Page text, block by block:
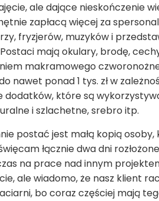
ale dające nieskończenie
zapłacą więcej za
fryzjerów, muzyków i
mają okulary, brodę,
makramowego
nawet ponad 1 tys. zł w
dodatków, które są
i szlachetne, srebro itp.
postać jest małą kopią
łącznie dwa dni
na prace nad innym
ale wiadomo, że nasz klient
bo coraz częściej mają